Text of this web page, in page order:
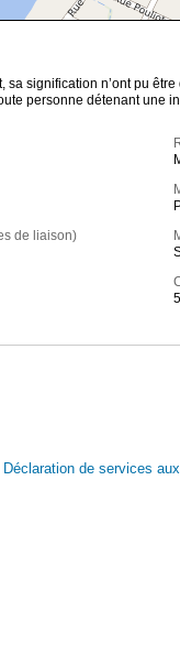
sa signification n’ont pu
personne détenant une
de liaison)
Déclaration de services